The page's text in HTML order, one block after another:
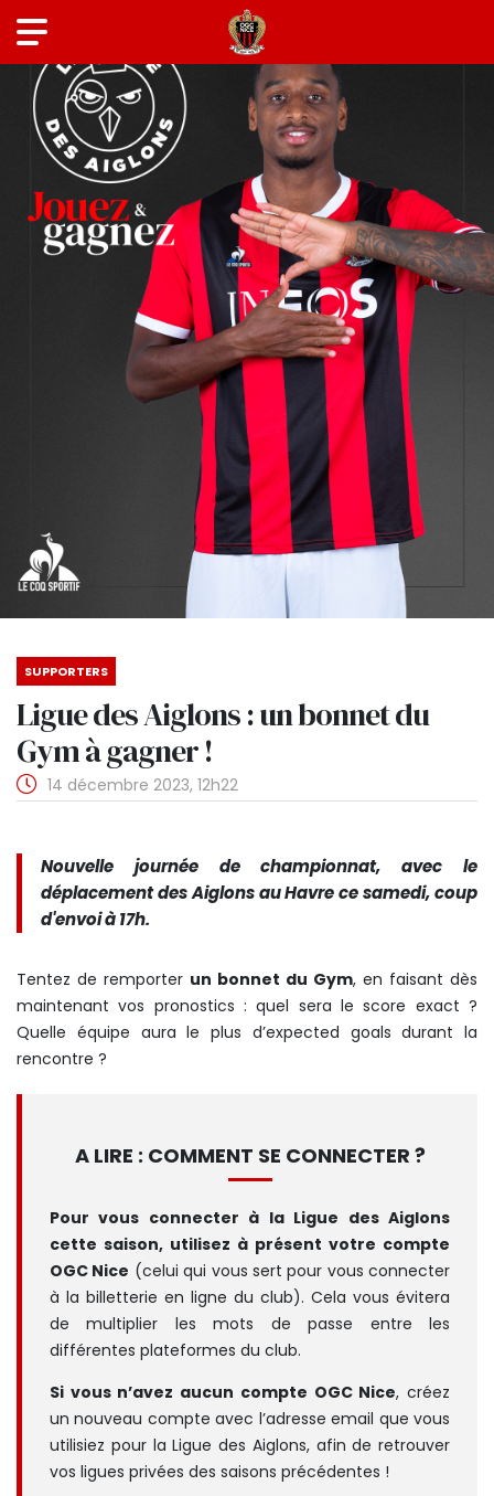
SUPPORTERS
Ligue des Aiglons : un bonnet du
Gym à gagner !
14 décembre 2023, 12h22
Nouvelle journée de championnat, avec le
déplacement des Aiglons au Havre ce samedi, coup
d'envoi à 17h.
Tentez de remporter un bonnet du Gym, en faisant dès
maintenant vos pronostics : quel sera le score exact ?
Quelle équipe aura le plus d’expected goals durant la
rencontre ?
A LIRE : COMMENT SE CONNECTER ?
Pour vous connecter à la Ligue des Aiglons
cette saison, utilisez à présent votre compte
OGC Nice (celui qui vous sert pour vous connecter
à la billetterie en ligne du club). Cela vous évitera
de multiplier les mots de passe entre les
différentes plateformes du club.
Si vous n’avez aucun compte OGC Nice, créez
un nouveau compte avec l’adresse email que vous
utilisiez pour la Ligue des Aiglons, afin de retrouver
vos ligues privées des saisons précédentes !